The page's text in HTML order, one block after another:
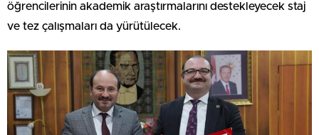
öğrencilerinin akademik araştırmalarını destekleyecek staj
ve tez çalışmaları da yürütülecek.